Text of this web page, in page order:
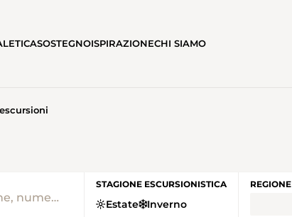
SOSTEGNOISPIRAZIONECHI SIAMO
STAGIONE ESCURSIONISTICA
Estate Inverno
REGIONE